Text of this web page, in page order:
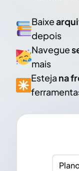
Baixe
depois
Navegue
mais
Esteja na